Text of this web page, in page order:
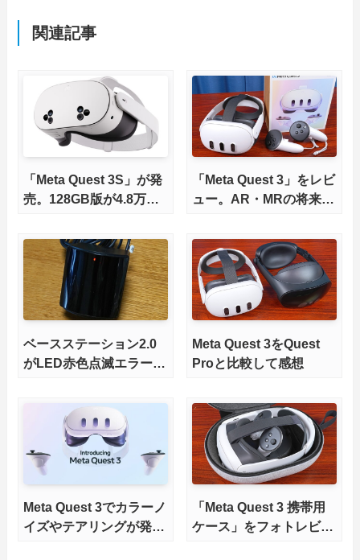
関連記事
「Meta Quest 3S」が発
売。128GB版が4.8万円
「Meta Quest 3」をレビ
ュー。AR・MRの将来性
いうよりQuest 2の上位
モデルな価格
ベースステーション2.0
がLED赤色点滅エラーで
Meta Quest 3をQuest
Proと比較して感想
Meta Quest 3でカラーノ
イズやテアリングが発生
「Meta Quest 3 携帯用
ケース」をフォトレビュ